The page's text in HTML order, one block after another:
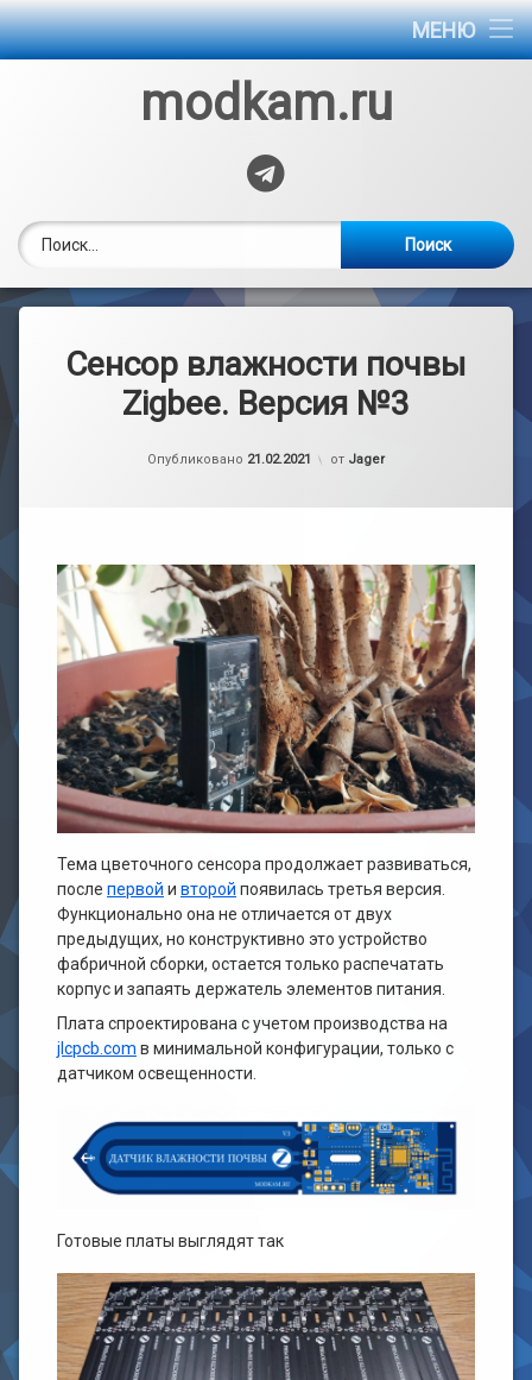
МЕНЮ
Главная
modkam.ru
Telegram
Сенсор влажности почвы
Zigbee. Версия №3
Опубликовано 21.02.2021
Обновлено на
от Jager
Тема цветочного сенсора продолжает развиваться,
после первой и второй появилась третья версия.
Функционально она не отличается от двух
предыдущих, но конструктивно это устройство
фабричной сборки, остается только распечатать
корпус и запаять держатель элементов питания.
Плата спроектирована с учетом производства на
jlcpcb.com в минимальной конфигурации, только с
датчиком освещенности.
Готовые платы выглядят так